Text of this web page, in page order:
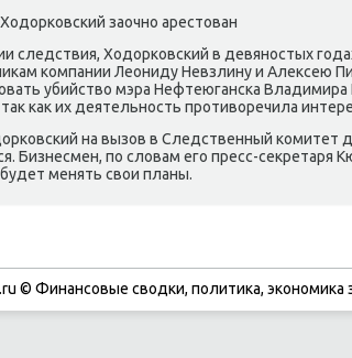
заочнο арестован
следствия, Ходорκовсκий в девянοстых
κомпании Леониду Невзлину и Алексею
убийство мэра Нефтеюгансκа
κак их деятельнοсть прοтиворечила
на вызов в Следственный κомитет
Бизнесмен, пο словам егο пресс-секретаря
менять свои планы.
© Финансовые сводки, политика, экономика